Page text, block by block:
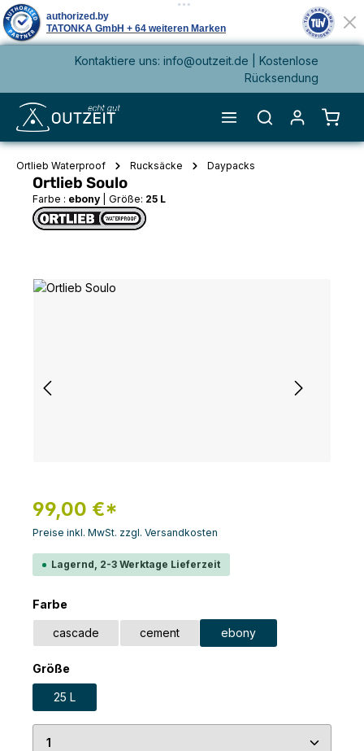
springenKontaktiere uns: info@outzeit.de | Kostenlose
Rücksendung
Ortlieb Waterproof Rucksäcke Daypacks
Ortlieb Soulo
Farbe : ebony Größe: 25 L
Bildergalerie überspringen
99,00 €*
Preise inkl. MwSt. zzgl. Versandkosten
Lagernd, 2-3 Werktage Lieferzeit
Farbeauswählen
cascade cement ebony
Größeauswählen
25 L
Produkt Anzahl: Gib den gewünschten Wert